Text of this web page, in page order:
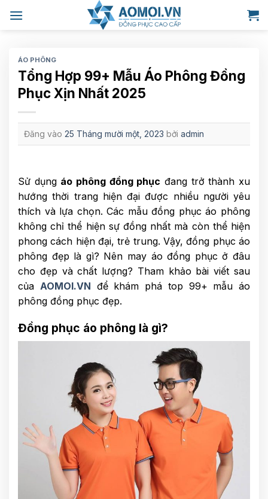
qua
ÁO PHÔNG
Tổng Hợp 99+ Mẫu Áo Phông Đồng
Phục Xịn Nhất 2025
Đăng vào 25 Tháng mười một, 2023 bởi admin
Sử dụng áo phông đồng phục đang trở thành xu
hướng thời trang hiện đại được nhiều người yêu
thích và lựa chọn. Các mẫu đồng phục áo phông
không chỉ thể hiện sự đồng nhất mà còn thể hiện
phong cách hiện đại, trẻ trung. Vậy, đồng phục áo
phông đẹp là gì? Nên may áo đồng phục ở đâu
cho đẹp và chất lượng? Tham khảo bài viết sau
của AOMOI.VN để khám phá top 99+ mẫu áo
phông đồng phục đẹp.
Đồng phục áo phông là gì?